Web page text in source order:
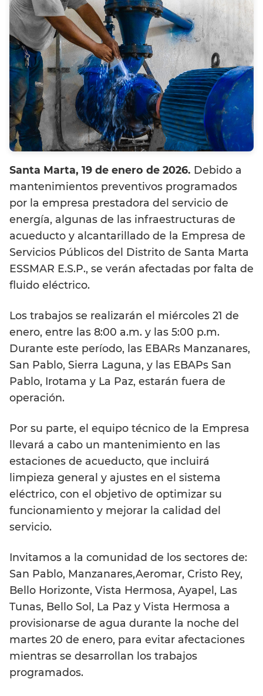
Santa Marta, 19 de enero de 2026. Debido a
mantenimientos preventivos programados
por la empresa prestadora del servicio de
energía, algunas de las infraestructuras de
acueducto y alcantarillado de la Empresa de
Servicios Públicos del Distrito de Santa Marta
ESSMAR E.S.P., se verán afectadas por falta de
fluido eléctrico.
Los trabajos se realizarán el miércoles 21 de
enero, entre las 8:00 a.m. y las 5:00 p.m.
Durante este período, las EBARs Manzanares,
San Pablo, Sierra Laguna, y las EBAPs San
Pablo, Irotama y La Paz, estarán fuera de
operación.
Por su parte, el equipo técnico de la Empresa
llevará a cabo un mantenimiento en las
estaciones de acueducto, que incluirá
limpieza general y ajustes en el sistema
eléctrico, con el objetivo de optimizar su
funcionamiento y mejorar la calidad del
servicio.
Invitamos a la comunidad de los sectores de:
San Pablo, Manzanares,Aeromar, Cristo Rey,
Bello Horizonte, Vista Hermosa, Ayapel, Las
Tunas, Bello Sol, La Paz y Vista Hermosa a
provisionarse de agua durante la noche del
martes 20 de enero, para evitar afectaciones
mientras se desarrollan los trabajos
programados.